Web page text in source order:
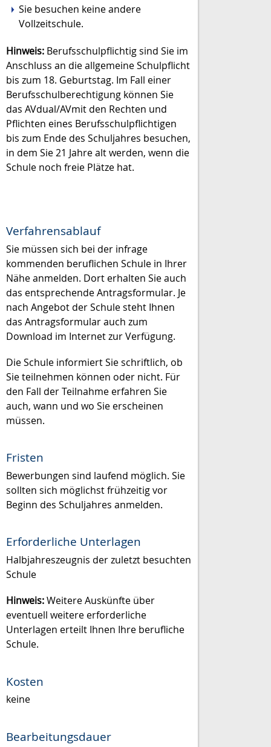
Sie besuchen keine andere
Vollzeitschule.
Hinweis: Berufsschulpflichtig sind Sie im
Anschluss an die allgemeine Schulpflicht
bis zum 18. Geburtstag. Im Fall einer
Berufsschulberechtigung können Sie
das AVdual/AVmit den Rechten und
Pflichten eines Berufsschulpflichtigen
bis zum Ende des Schuljahres besuchen,
in dem Sie 21 Jahre alt werden, wenn die
Schule noch freie Plätze hat.
Verfahrensablauf
Sie müssen sich bei der infrage
kommenden beruflichen Schule in Ihrer
Nähe anmelden. Dort erhalten Sie auch
das entsprechende Antragsformular. Je
nach Angebot der Schule steht Ihnen
das Antragsformular auch zum
Download im Internet zur Verfügung.
Die Schule informiert Sie schriftlich, ob
Sie teilnehmen können oder nicht. Für
den Fall der Teilnahme erfahren Sie
auch, wann und wo Sie erscheinen
müssen.
Fristen
Bewerbungen sind laufend möglich. Sie
sollten sich möglichst frühzeitig vor
Beginn des Schuljahres anmelden.
Erforderliche Unterlagen
Halbjahreszeugnis der zuletzt besuchten
Schule
Hinweis:Weitere Auskünfte über
eventuell weitere erforderliche
Unterlagen erteilt Ihnen Ihre berufliche
Schule.
Kosten
keine
Bearbeitungsdauer